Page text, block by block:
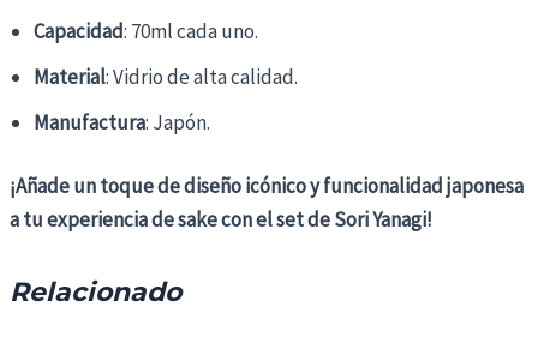
Capacidad: 70ml cada uno.
Material: Vidrio de alta calidad.
Manufactura: Japón.
¡Añade un toque de diseño icónico y funcionalidad japonesa
a tu experiencia de sake con el set de Sori Yanagi!
Relacionado